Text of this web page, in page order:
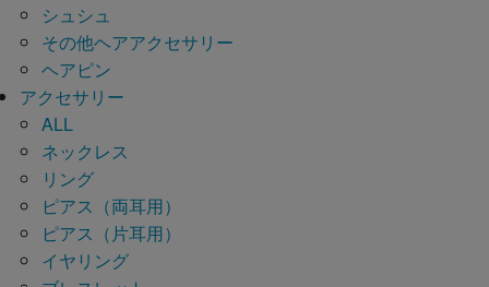
シュシュ
その他ヘアアクセサリー
ヘアピン
アクセサリー
ALL
ネックレス
リング
ピアス（両耳用）
ピアス（片耳用）
イヤリング